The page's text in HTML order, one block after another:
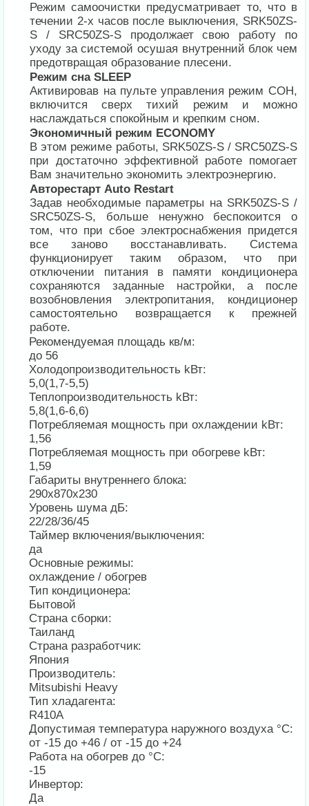
Режим самоочистки предусматривает то, что в
течении 2-х часов после выключения, SRK50ZS-
S / SRC50ZS-S продолжает свою работу по
уходу за системой осушая внутренний блок чем
предотвращая образование плесени.
Режим сна SLEEP
Активировав на пульте управления режим СОН,
включится сверх тихий режим и можно
наслаждаться спокойным и крепким сном.
Экономичный режим ECONOMY
В этом режиме работы, SRK50ZS-S / SRC50ZS-S
при достаточно эффективной работе помогает
Вам значительно экономить электроэнергию.
Авторестарт Auto Restart
Задав необходимые параметры на SRK50ZS-S /
SRC50ZS-S, больше ненужно беспокоится о
том, что при сбое электроснабжения придется
все заново восстанавливать. Система
функционирует таким образом, что при
отключении питания в памяти кондиционера
сохраняются заданные настройки, а после
возобновления электропитания, кондиционер
самостоятельно возвращается к прежней
работе.
Рекомендуемая площадь кв/м:
до 56
Холодопроизводительность kВт:
5,0(1,7-5,5)
Теплопроизводительность kВт:
5,8(1,6-6,6)
Потребляемая мощность при охлаждении kВт:
1,56
Потребляемая мощность при обогреве kВт:
1,59
Габариты внутреннего блока:
290х870х230
Уровень шума дБ:
22/28/36/45
Таймер включения/выключения:
да
Основные режимы:
охлаждение / обогрев
Тип кондиционера:
Бытовой
Страна сборки:
Таиланд
Страна разработчик:
Япония
Производитель:
Mitsubishi Heavy
Тип хладагента:
R410A
Допустимая температура наружного воздуха °С:
от -15 до +46 / от -15 до +24
Работа на обогрев до °С:
-15
Инвертор:
Да